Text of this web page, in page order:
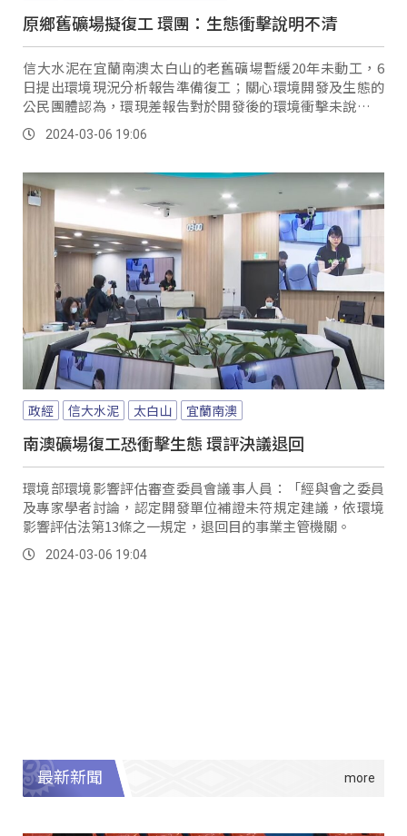
原鄉舊礦場擬復工 環團：生態衝擊說明不清
信大水泥在宜蘭南澳太白山的老舊礦場暫緩20年未動工，6
日提出環境現況分析報告準備復工；關心環境開發及生態的
公民團體認為，環現差報告對於開發後的環境衝擊未說明清
楚，也沒有看到對順向坡災害風險評估的防範措施。
2024-03-06 19:06
政經 信大水泥 太白山 宜蘭南澳
南澳礦場復工恐衝擊生態 環評決議退回
環境部環境影響評估審查委員會議事人員：「經與會之委員
及專家學者討論，認定開發單位補證未符規定建議，依環境
影響評估法第13條之一規定，退回目的事業主管機關。
2024-03-06 19:04
最新新聞